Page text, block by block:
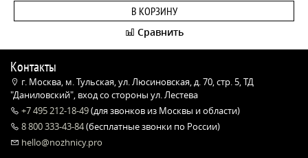
В КОРЗИНУ
Сравнить
Контакты
г. Москва, м. Тульская, ул. Люсиновская, д. 70, стр. 5, ТД
"Даниловский", вход со стороны ул. Лестева
+7 495 212-18-49(для звонков из Москвы и области)
8 800 333-43-84(бесплатные звонки по России)
hello@nozhnicy.pro